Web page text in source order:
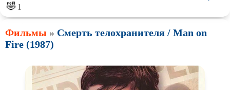
🤣 1
Фильмы » Смерть телохранителя / Man on
Fire (1987)